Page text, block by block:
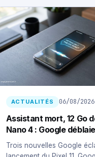
ACTUALITÉS 06/08/2026
Assistant mort, 12 Go
Nano 4 : Google
terrain du Pixel 11
Trois nouvelles Google